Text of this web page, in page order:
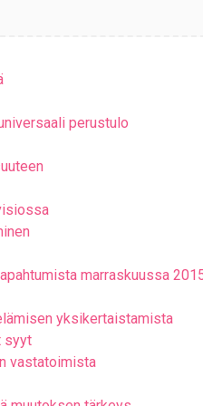
perustulo
marraskuussa
yksikertaistamista
syyt
vastatoimista